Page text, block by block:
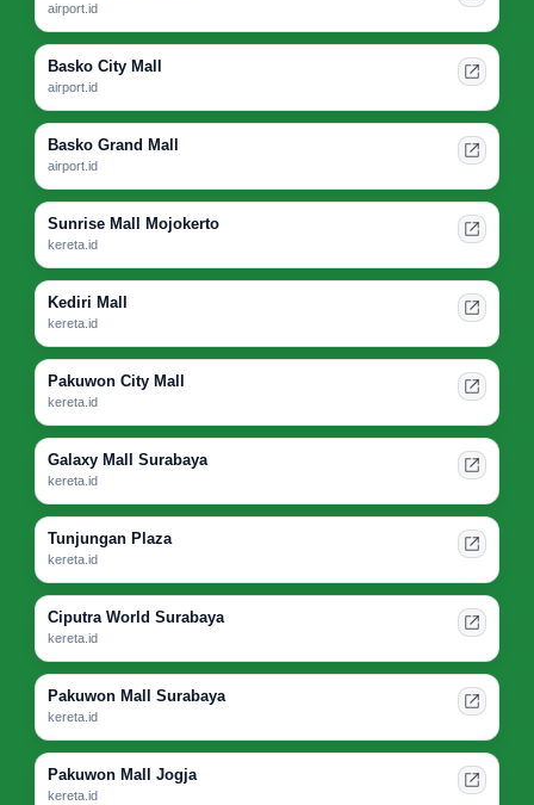
airport.id
Basko City Mall
airport.id
Basko Grand Mall
airport.id
Sunrise Mall Mojokerto
kereta.id
Kediri Mall
kereta.id
Pakuwon City Mall
kereta.id
Galaxy Mall Surabaya
kereta.id
Tunjungan Plaza
kereta.id
Ciputra World Surabaya
kereta.id
Pakuwon Mall Surabaya
kereta.id
Pakuwon Mall Jogja
kereta.id